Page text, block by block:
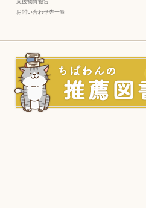
支援物資報告
お問い合わせ先一覧